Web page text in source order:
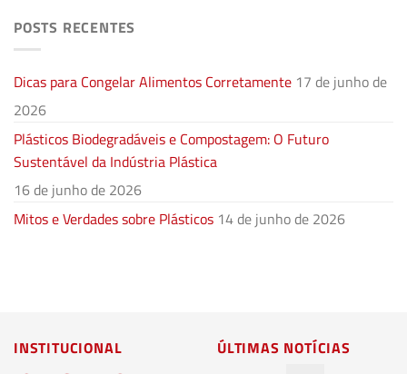
POSTS RECENTES
Dicas para Congelar Alimentos Corretamente 17 de junho de
2026
Plásticos Biodegradáveis e Compostagem: O Futuro
Sustentável da Indústria Plástica
16 de junho de 2026
Mitos e Verdades sobre Plásticos 14 de junho de 2026
INSTITUCIONAL
ÚLTIMAS NOTÍCIAS